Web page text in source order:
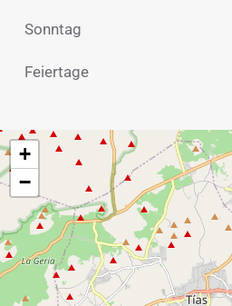
Sonntag
Feiertage
+
−